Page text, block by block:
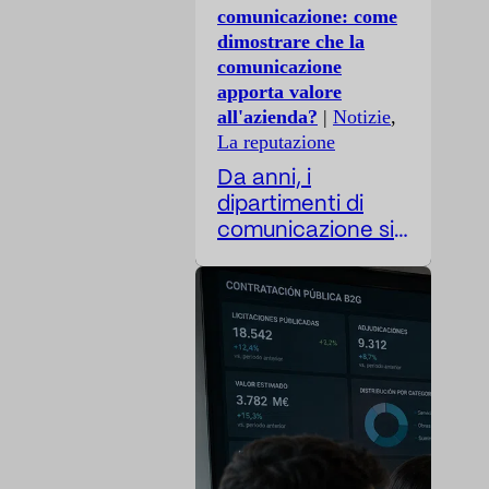
comunicazione: come
dimostrare che la
comunicazione
apporta valore
all'azienda? | Notizie,
La reputazione
Da anni, i
dipartimenti di
comunicazione si
un difficile
paradosso: il loro
lavoro è sempre
più strategico,
eppure i loro
parametri di
valutazione
rimangono, in